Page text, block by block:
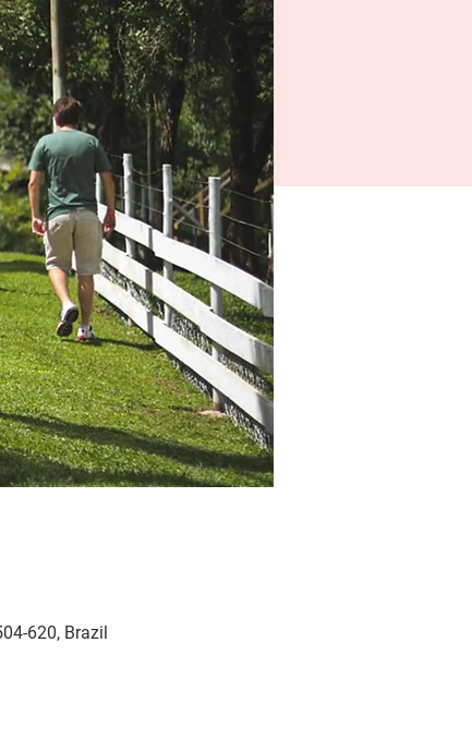
620, Brazil